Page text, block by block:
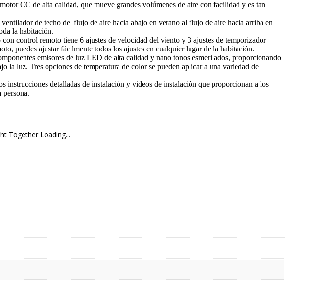
CC de alta calidad, que mueve grandes volúmenes de aire con facilidad y es tan
de techo del flujo de aire hacia abajo en verano al flujo de aire hacia arriba en
la habitación.
control remoto tiene 6 ajustes de velocidad del viento y 3 ajustes de temporizador
puedes ajustar fácilmente todos los ajustes en cualquier lugar de la habitación.
emisores de luz LED de alta calidad y nano tonos esmerilados, proporcionando
la luz. Tres opciones de temperatura de color se pueden aplicar a una variedad de
instrucciones detalladas de instalación y videos de instalación que proporcionan a los
persona.
Together Loading...